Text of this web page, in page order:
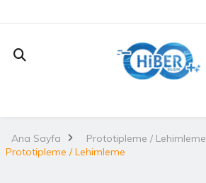
Ana Sayfa Prototipleme / Lehimleme
Prototipleme / Lehimleme